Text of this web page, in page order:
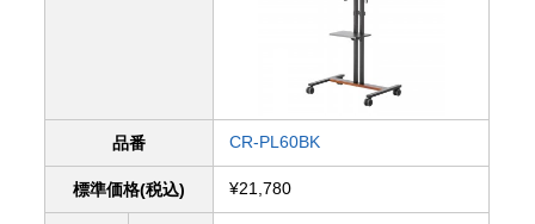
品番 CR-PL60BK
標準価格(税込) ¥21,780